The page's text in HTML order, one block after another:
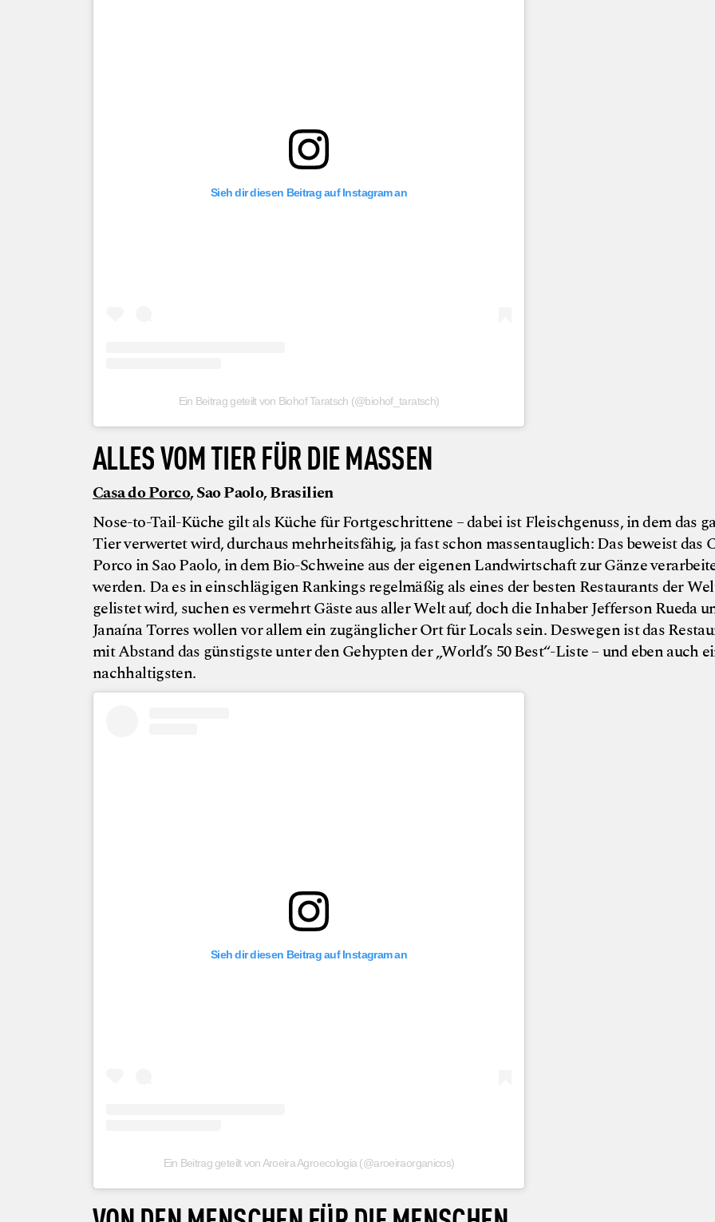
Sieh dir diesen Beitrag auf Instagram an
Ein Beitrag geteilt von Biohof Taratsch (@biohof_taratsch)
ALLES VOM TIER FÜR DIE MASSEN
Casa do Porco, Sao Paolo, Brasilien
Nose-to-Tail-Küche gilt als Küche für Fortgeschrittene – dabei ist Fleischgenuss, in dem das
Tier verwertet wird, durchaus mehrheitsfähig, ja fast schon massentauglich: Das beweist das
Porco in Sao Paolo, in dem Bio-Schweine aus der eigenen Landwirtschaft zur Gänze
werden. Da es in einschlägigen Rankings regelmäßig als eines der besten Restaurants der
gelistet wird, suchen es vermehrt Gäste aus aller Welt auf, doch die Inhaber Jefferson Rueda
Janaína Torres wollen vor allem ein zugänglicher Ort für Locals sein. Deswegen ist das
mit Abstand das günstigste unter den Gehypten der „World’s 50 Best“-Liste – und eben auch
nachhaltigsten.
Sieh dir diesen Beitrag auf Instagram an
Ein Beitrag geteilt von Aroeira Agroecologia (@aroeiraorganicos)